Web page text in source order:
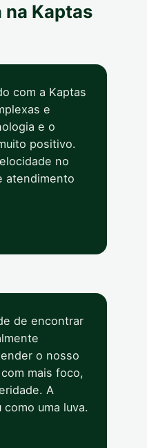
na Kaptas
com a Kaptas
e
e o
positivo.
no
atendimento
de encontrar
o nosso
mais foco,
A
uma luva.